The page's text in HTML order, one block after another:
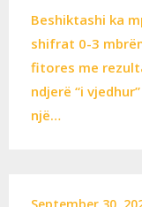
Beshiktashi ka
shifrat 0-3
fitores me
ndjerë “i
një…